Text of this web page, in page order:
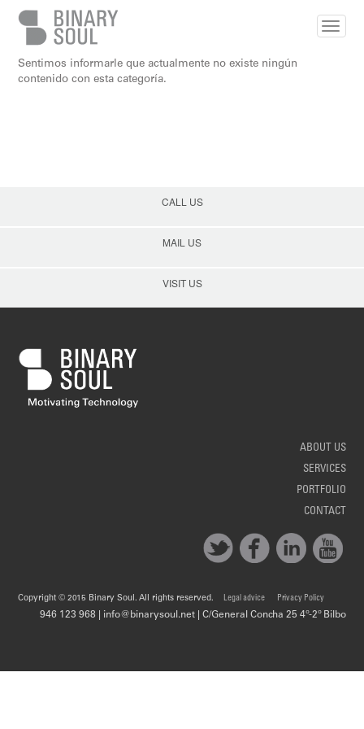
Skip to main content
Sentimos informarle que actualmente no existe ningún
contenido con esta categoría.
CALL US
MAIL US
VISIT US
ABOUT US
SERVICES
PORTFOLIO
CONTACT
Copyright © 2015 Binary Soul. All rights reserved. Legal advice Privacy Policy
946 123 968 | info@binarysoul.net | C/General Concha 25 4º-2º Bilbo